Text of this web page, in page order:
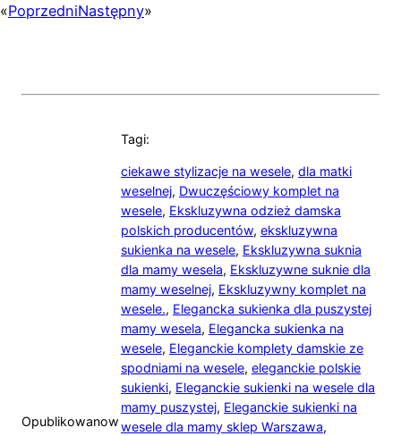
«PoprzedniNastępny»
Opublikowanow
Tagi:
ciekawe stylizacje na wesele, dla matki
weselnej, Dwuczęściowy komplet na
wesele, Ekskluzywna odzież damska
polskich producentów, ekskluzywna
sukienka na wesele, Ekskluzywna suknia
dla mamy wesela, Ekskluzywne suknie dla
mamy weselnej, Ekskluzywny komplet na
wesele., Elegancka sukienka dla puszystej
mamy wesela, Elegancka sukienka na
wesele, Eleganckie komplety damskie ze
spodniami na wesele, eleganckie polskie
sukienki, Eleganckie sukienki na wesele dla
mamy puszystej, Eleganckie sukienki na
wesele dla mamy sklep Warszawa,